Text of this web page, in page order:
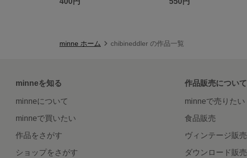
minne ホーム chibineddler の作品一覧
minneを知る
minneについて
minneで買いたい
作品をさがす
ショップをさがす
作品販売について
minneで売りたい
食品販売
ヴィンテージ販売
ダウンロード販売